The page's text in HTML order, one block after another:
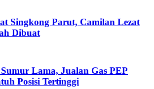
Singkong Parut, Camilan Lezat
Dibuat
Lama, Jualan Gas PEP
Posisi Tertinggi